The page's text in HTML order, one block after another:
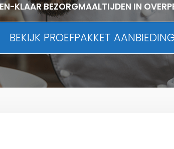
KLAAR BEZORGMAALTIJDEN IN
BEKIJK PROEFPAKKET